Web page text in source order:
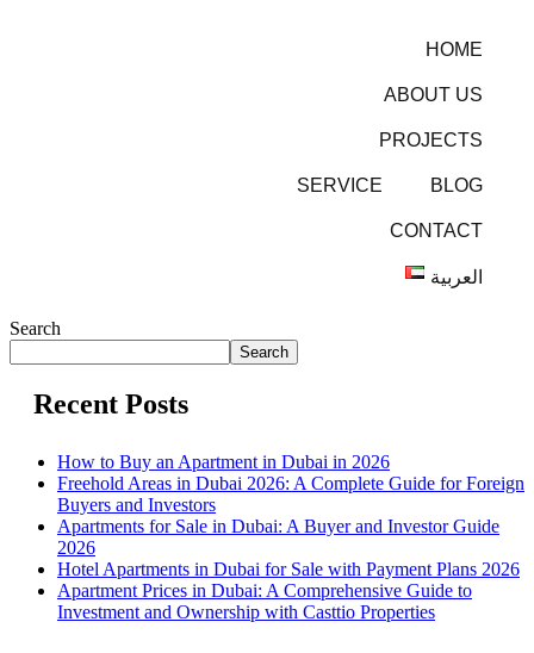
HOME
ABOUT US
PROJECTS
SERVICE BLOG
CONTACT
العربية
Search
Search
Recent Posts
How to Buy an Apartment in Dubai in 2026
Freehold Areas in Dubai 2026: A Complete Guide for Foreign
Buyers and Investors
Apartments for Sale in Dubai: A Buyer and Investor Guide
2026
Hotel Apartments in Dubai for Sale with Payment Plans 2026
Apartment Prices in Dubai: A Comprehensive Guide to
Investment and Ownership with Casttio Properties